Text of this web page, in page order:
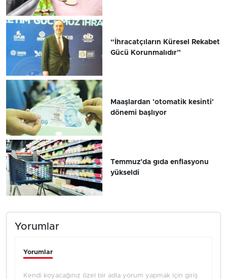
“İhracatçıların Küresel Rekabet
Gücü Korunmalıdır”
Maaşlardan 'otomatik kesinti'
dönemi başlıyor
Temmuz’da gıda enflasyonu
yükseldi
Yorumlar
Yorumlar
Kendi koyacağınız özel bir adla yorum yapmak için giriş